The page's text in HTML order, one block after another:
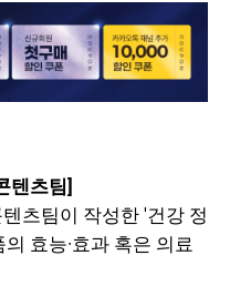
텐츠팀]
츠팀이 작성한 '건강 정
효능·효과 혹은 의료